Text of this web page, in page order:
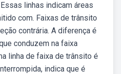
linhas indicam áreas
com. Faixas de trânsito
contrária. A diferença é
conduzem na faixa
linha de faixa de trânsito é
indica que é